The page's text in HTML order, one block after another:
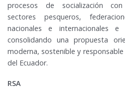
procesos de socialización con
sectores pesqueros,
nacionales e internacionales
consolidando una propuesta
moderna, sostenible y
del Ecuador.
RSA